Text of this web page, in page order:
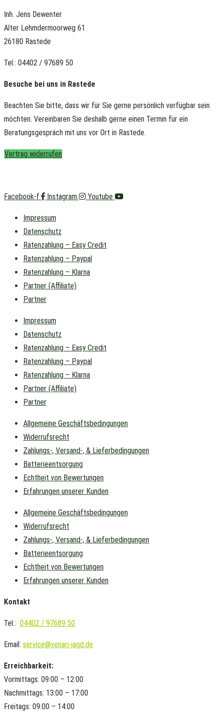
Inh. Jens Dewenter
Alter Lehmdermoorweg 61
26180 Rastede
Tel.: 04402 / 97689 50
Besuche bei uns in Rastede
Beachten Sie bitte, dass wir für Sie gerne persönlich verfügbar sein
möchten. Vereinbaren Sie deshalb gerne einen Termin für ein
Beratungsgespräch mit uns vor Ort in Rastede.
Vertrag widerrufen
Facebook-f Instagram Youtube
Impressum
Datenschutz
Ratenzahlung – Easy Credit
Ratenzahlung – Paypal
Ratenzahlung – Klarna
Partner (Affiliate)
Partner
Impressum
Datenschutz
Ratenzahlung – Easy Credit
Ratenzahlung – Paypal
Ratenzahlung – Klarna
Partner (Affiliate)
Partner
Allgemeine Geschäftsbedingungen
Widerrufsrecht
Zahlungs-, Versand-, & Lieferbedingungen
Batterieentsorgung
Echtheit von Bewertungen
Erfahrungen unserer Kunden
Allgemeine Geschäftsbedingungen
Widerrufsrecht
Zahlungs-, Versand-, & Lieferbedingungen
Batterieentsorgung
Echtheit von Bewertungen
Erfahrungen unserer Kunden
Kontakt
Tel.: 04402 / 97689 50
Email: service@venari-jagd.de
Erreichbarkeit:
Vormittags: 09:00 – 12:00
Nachmittags: 13:00 – 17:00
Freitags: 09:00 – 14:00